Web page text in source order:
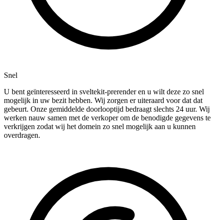
Snel
U bent geïnteresseerd in sveltekit-prerender en u wilt deze zo snel
mogelijk in uw bezit hebben. Wij zorgen er uiteraard voor dat dat
gebeurt. Onze gemiddelde doorlooptijd bedraagt slechts 24 uur. Wij
werken nauw samen met de verkoper om de benodigde gegevens te
verkrijgen zodat wij het domein zo snel mogelijk aan u kunnen
overdragen.